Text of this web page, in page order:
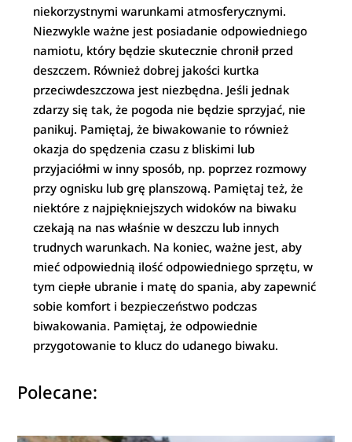
niekorzystnymi warunkami atmosferycznymi.
Niezwykle ważne jest posiadanie odpowiedniego
namiotu, który będzie skutecznie chronił przed
deszczem. Również dobrej jakości kurtka
przeciwdeszczowa jest niezbędna. Jeśli jednak
zdarzy się tak, że pogoda nie będzie sprzyjać, nie
panikuj. Pamiętaj, że biwakowanie to również
okazja do spędzenia czasu z bliskimi lub
przyjaciółmi w inny sposób, np. poprzez rozmowy
przy ognisku lub grę planszową. Pamiętaj też, że
niektóre z najpiękniejszych widoków na biwaku
czekają na nas właśnie w deszczu lub innych
trudnych warunkach. Na koniec, ważne jest, aby
mieć odpowiednią ilość odpowiedniego sprzętu, w
tym ciepłe ubranie i matę do spania, aby zapewnić
sobie komfort i bezpieczeństwo podczas
biwakowania. Pamiętaj, że odpowiednie
przygotowanie to klucz do udanego biwaku.
Polecane: